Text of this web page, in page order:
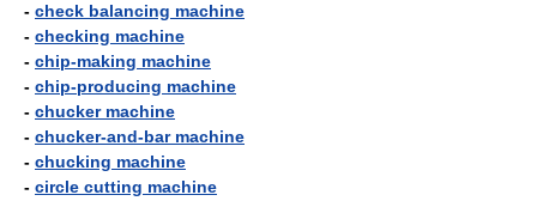
- check balancing machine
- checking machine
- chip-making machine
- chip-producing machine
- chucker machine
- chucker-and-bar machine
- chucking machine
- circle cutting machine